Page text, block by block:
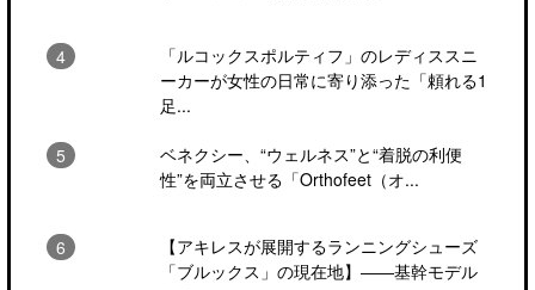
「ルコックスポルティフ」のレディススニ
ーカーが女性の日常に寄り添った「頼れる1
足...
ベネクシー、“ウェルネス”と“着脱の利便
性”を両立させる「Orthofeet（オ...
【アキレスが展開するランニングシューズ
「ブルックス」の現在地】――基幹モデル